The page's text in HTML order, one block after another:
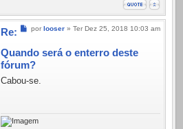
Mensagem
por looser » Ter Dez 25, 2018 10:03 am
Re:
Quando será o enterro deste
fórum?
Cabou-se.